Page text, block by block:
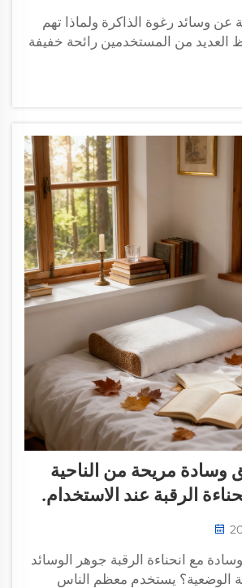
عن وسائد رغوة الذاكرة ولماذا تهم
العديد من المستخدمين رائحة خفيفة
الجديد عند فك تغليف وسائد رغوة
وغالبًا ما يتساءلون عما إذا كانت هذه
التعامل معها بشكل صحيح. لقد
وسادة مريحة من الناحية
الرقبة عند الاستخدام.
مع انحناءة الرقبة جوهر الوسائد
الوضعية؟ يستخدم معظم الناس